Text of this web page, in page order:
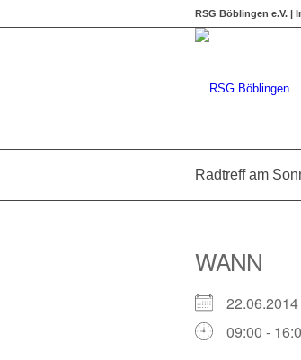
RSG Böblingen e.V. |
Radtreff am
WANN
09:00 -